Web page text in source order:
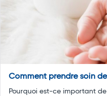
Comment prendre soin
Pourquoi est-ce important